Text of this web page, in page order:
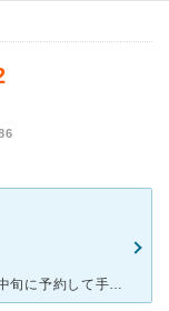
以前からメールで相談をさせていただき、3月中旬に予約して手術をしました。 飲み薬と塗る麻酔から始まり40分ほどで終わりました。 自分の場合は痛みは全くありませんでした。 麻酔の際に少しだけ弾